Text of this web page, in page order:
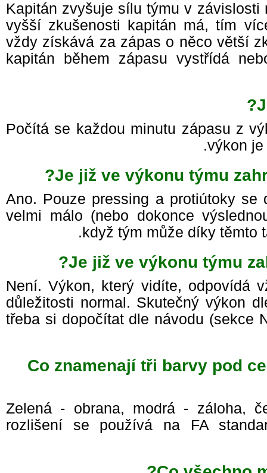
Kapitán zvyšuje sílu týmu v
vyšší zkušenosti kapitán má, tím
vždy získává za zápas o něco větší
kapitán během zápasu vystřídá
Počítá se každou minutu zápasu z
výkon
Je již ve výkonu týmu
Ano. Pouze pressing a protiútoky
velmi málo (nebo dokonce
když tým může díky
Je již ve výkonu týmu
Není. Výkon, který vidíte, odpovídá
důležitosti normal. Skutečný výkon
třeba si dopočítat dle návodu
Co znamenají tři barvy pod
Zelená - obrana, modrá - záloha,
rozlišení se používá na FA